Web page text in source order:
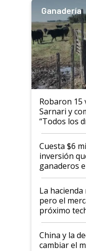
Ganadería
Robaron 15
Sarnari y
“Todos los
productor”
Cuesta $6
inversión
ganaderos
histórico
La
pero el
próximo
China y la
cambiar el